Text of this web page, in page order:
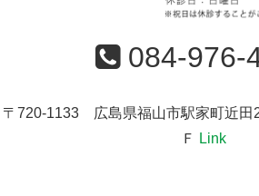
084-976-
〒720-1133 広島県福山市駅家町近田
Ｆ
Link